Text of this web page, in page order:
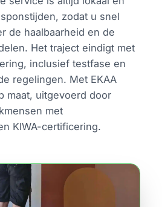
zodat u snel
de haalbaarheid en de
Het traject eindigt met
inclusief testfase en
regelingen. Met EKAA
maat, uitgevoerd door
met
KIWA-certificering.